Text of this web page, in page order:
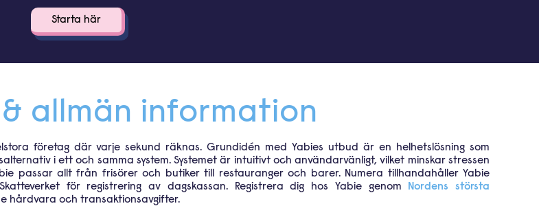
allmän information
företag där varje sekund räknas. Grundidén med Yabies utbud är en helhetslösning som
i ett och samma system. Systemet är intuitivt och användarvänligt, vilket minskar stressen
passar allt från frisörer och butiker till restauranger och barer. Numera tillhandahåller Yabie
för registrering av dagskassan. Registrera dig hos Yabie genom
Nordens största
hårdvara och transaktionsavgifter.